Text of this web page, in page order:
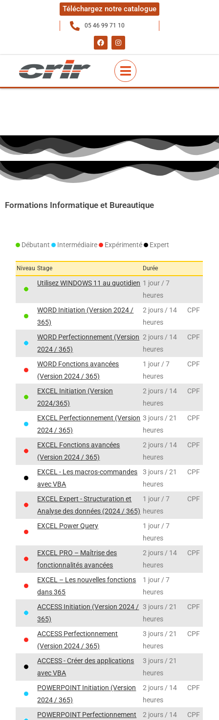
Téléchargez notre catalogue
05 46 99 71 10
Formations Informatique et Bureautique
Débutant Intermédiaire Expérimenté Expert
Niveau Stage Durée
Utilisez WINDOWS 11 au quotidien 1 jour / 7
heures
WORD Initiation (Version 2024 /
365)
2 jours / 14
heures
CPF
WORD Perfectionnement (Version
2024 / 365)
2 jours / 14
heures
CPF
WORD Fonctions avancées
(Version 2024 / 365)
1 jour / 7
heures
CPF
EXCEL Initiation (Version
2024/365)
2 jours / 14
heures
CPF
EXCEL Perfectionnement (Version
2024 / 365)
3 jours / 21
heures
CPF
EXCEL Fonctions avancées
(Version 2024 / 365)
2 jours / 14
heures
CPF
EXCEL - Les macros-commandes
avec VBA
3 jours / 21
heures
CPF
EXCEL Expert - Structuration et
Analyse des données (2024 / 365)
1 jour / 7
heures
CPF
EXCEL Power Query
1 jour / 7
heures
EXCEL PRO – Maîtrise des
fonctionnalités avancées
2 jours / 14
heures
CPF
EXCEL – Les nouvelles fonctions
dans 365
1 jour / 7
heures
ACCESS Initiation (Version 2024 /
365)
3 jours / 21
heures
CPF
ACCESS Perfectionnement
(Version 2024 / 365)
3 jours / 21
heures
CPF
ACCESS - Créer des applications
avec VBA
3 jours / 21
heures
POWERPOINT Initiation (Version
2024 / 365)
2 jours / 14
heures
CPF
POWERPOINT Perfectionnement
2 jours / 14
CPF